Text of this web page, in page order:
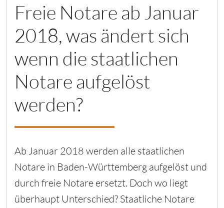
Freie Notare ab Januar
2018, was ändert sich
wenn die staatlichen
Notare aufgelöst
werden?
Ab Januar 2018 werden alle staatlichen
Notare in Baden-Württemberg aufgelöst und
durch freie Notare ersetzt. Doch wo liegt
überhaupt Unterschied? Staatliche Notare